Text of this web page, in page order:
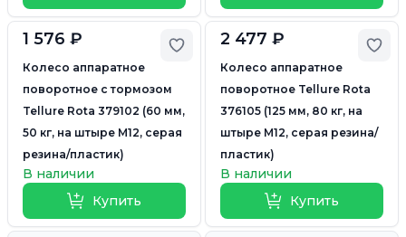
Добавить в избранное
1 576 ₽
Колесо аппаратное
поворотное с тормозом
Tellure Rota 379102 (60 мм,
50 кг, на штыре M12, серая
резина/пластик)
В наличии
Купить
2 477 ₽
Колесо аппаратное
поворотное Tellure Rota
376105 (125 мм, 80 кг, на
штыре M12, серая резина/
пластик)
В наличии
Купить